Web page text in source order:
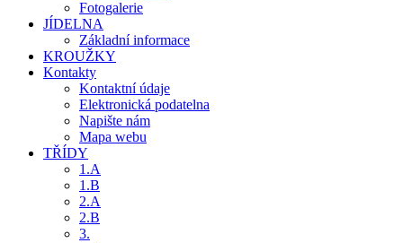
Fotogalerie
JÍDELNA
Základní informace
KROUŽKY
Kontakty
Kontaktní údaje
Elektronická podatelna
Napište nám
Mapa webu
TŘÍDY
1.A
1.B
2.A
2.B
3.